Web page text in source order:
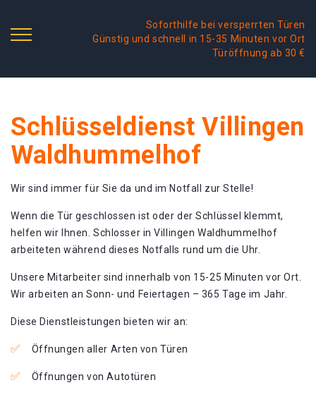
Soforthilfe bei versperrten Türen
Günstig und schnell in 15-35 Minuten vor Ort
Türöffnung ab 30 €
Schlüsseldienst Villingen
Waldhummelhof
Wir sind immer für Sie da und im Notfall zur Stelle!
Wenn die Tür geschlossen ist oder der Schlüssel klemmt,
helfen wir Ihnen. Schlosser in Villingen Waldhummelhof
arbeiteten während dieses Notfalls rund um die Uhr.
Unsere Mitarbeiter sind innerhalb von 15-25 Minuten vor Ort.
Wir arbeiten an Sonn- und Feiertagen – 365 Tage im Jahr.
Diese Dienstleistungen bieten wir an:
Öffnungen aller Arten von Türen
Öffnungen von Autotüren